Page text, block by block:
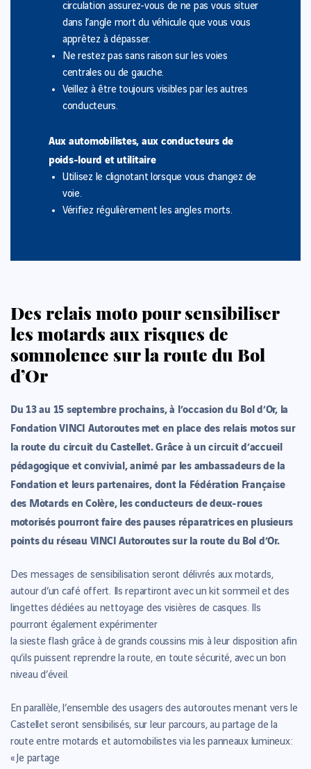
circulation assurez-vous de ne pas vous situer
dans l’angle mort du véhicule que vous vous
apprêtez à dépasser.
Ne restez pas sans raison sur les voies
centrales ou de gauche.
Veillez à être toujours visibles par les autres
conducteurs.
Aux automobilistes, aux conducteurs de
poids-lourd et utilitaire
Utilisez le clignotant lorsque vous changez de
voie.
Vérifiez régulièrement les angles morts.
Des relais moto pour sensibiliser
les motards aux risques de
somnolence sur la route du Bol
d’Or
Du 13 au 15 septembre prochains, à l’occasion du Bol d’Or, la
Fondation VINCI Autoroutes met en place des relais motos sur
la route du circuit du Castellet. Grâce à un circuit d’accueil
pédagogique et convivial, animé par les ambassadeurs de la
Fondation et leurs partenaires, dont la Fédération Française
des Motards en Colère, les conducteurs de deux-roues
motorisés pourront faire des pauses réparatrices en plusieurs
points du réseau VINCI Autoroutes sur la route du Bol d’Or.
Des messages de sensibilisation seront délivrés aux motards,
autour d’un café offert. Ils repartiront avec un kit sommeil et des
lingettes dédiées au nettoyage des visières de casques. Ils
pourront également expérimenter
la sieste flash grâce à de grands coussins mis à leur disposition afin
qu’ils puissent reprendre la route, en toute sécurité, avec un bon
niveau d’éveil.
En parallèle, l’ensemble des usagers des autoroutes menant vers le
Castellet seront sensibilisés, sur leur parcours, au partage de la
route entre motards et automobilistes via les panneaux lumineux :
« Je partage